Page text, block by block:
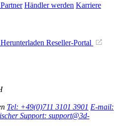
Händler werden Karriere
Herunterladen Reseller-Portal
Tel: +49(0)711 3101 3901 E-mail:
Support: support@3d-